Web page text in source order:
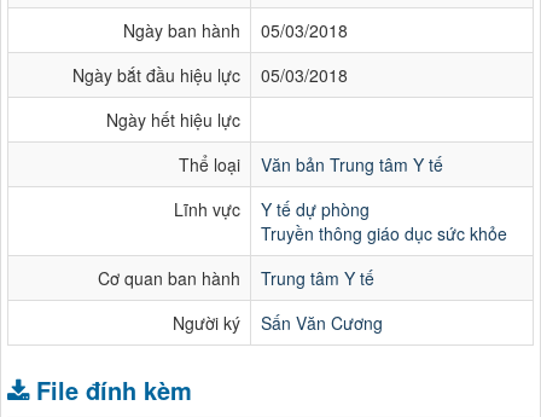
Ngày ban hành
05/03/2018
Ngày bắt đầu hiệu lực
05/03/2018
Ngày hết hiệu lực
Thể loại
Văn bản Trung tâm Y tế
Lĩnh vực
Y tế dự phòng
Truyền thông giáo dục sức khỏe
Cơ quan ban hành
Trung tâm Y tế
Người ký
Sấn Văn Cương
File đính kèm